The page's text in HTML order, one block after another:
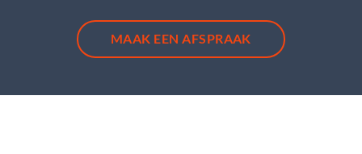
MAAK EEN AFSPRAAK